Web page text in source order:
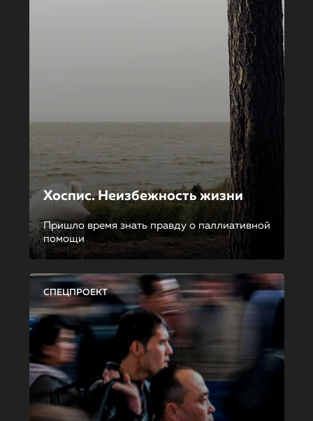
Хоспис. Неизбежность жизни
Пришло время знать правду о паллиативной
помощи
СПЕЦПРОЕКТ